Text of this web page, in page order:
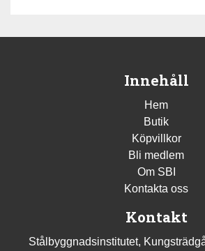
Innehåll
Hem
Butik
Köpvillkor
Bli medlem
Om SBI
Kontakta oss
Kontakt
Stålbyggnadsinstitutet,